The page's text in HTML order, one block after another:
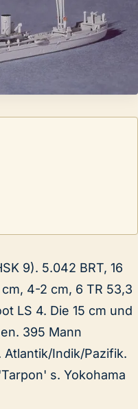
9). 5.042 BRT, 16
4-2 cm, 6 TR 53,3
LS 4. Die 15 cm und
395 Mann
Indik/Pazifik.
s. Yokohama